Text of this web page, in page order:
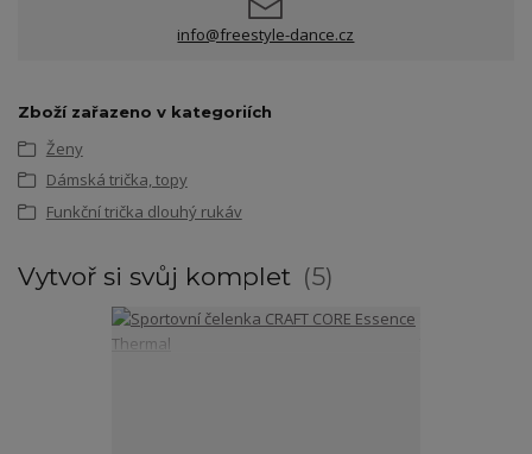
info@freestyle-dance.cz
Zboží zařazeno v kategoriích
Ženy
Dámská trička, topy
Funkční trička dlouhý rukáv
Vytvoř si svůj komplet 5